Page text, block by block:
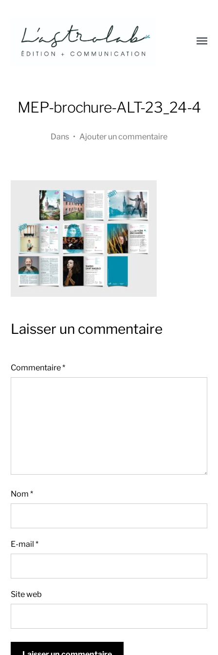
MEP-brochure-ALT-23_24-4
Dans • Ajouter un commentaire
Laisser un commentaire
Commentaire*
Nom*
E-mail*
Site web